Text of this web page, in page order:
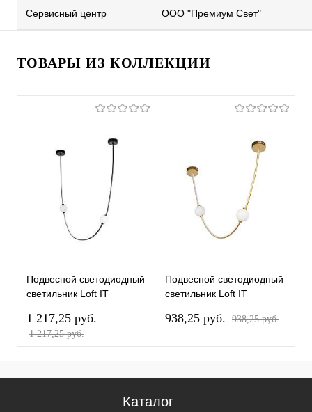
Сервисный центр ООО "Премиум Свет"
ТОВАРЫ ИЗ КОЛЛЕКЦИИ
Подвесной светодиодный
светильник Loft IT
1 217,25 pуб.
1 217,25 pуб.
Подвесной светодиодный
светильник Loft IT
938,25 pуб. 938,25 pуб.
Каталог